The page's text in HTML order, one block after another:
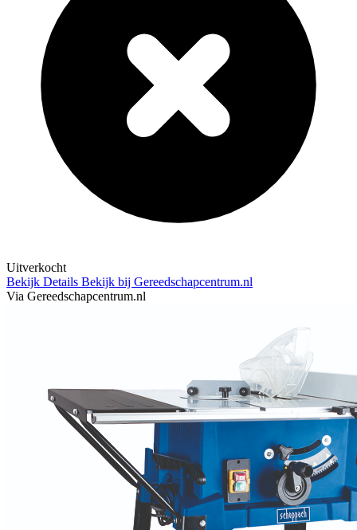
Uitverkocht
Bekijk Details Bekijk bij Gereedschapcentrum.nl
Via Gereedschapcentrum.nl